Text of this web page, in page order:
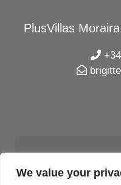
We value your
PlusVillas
+34